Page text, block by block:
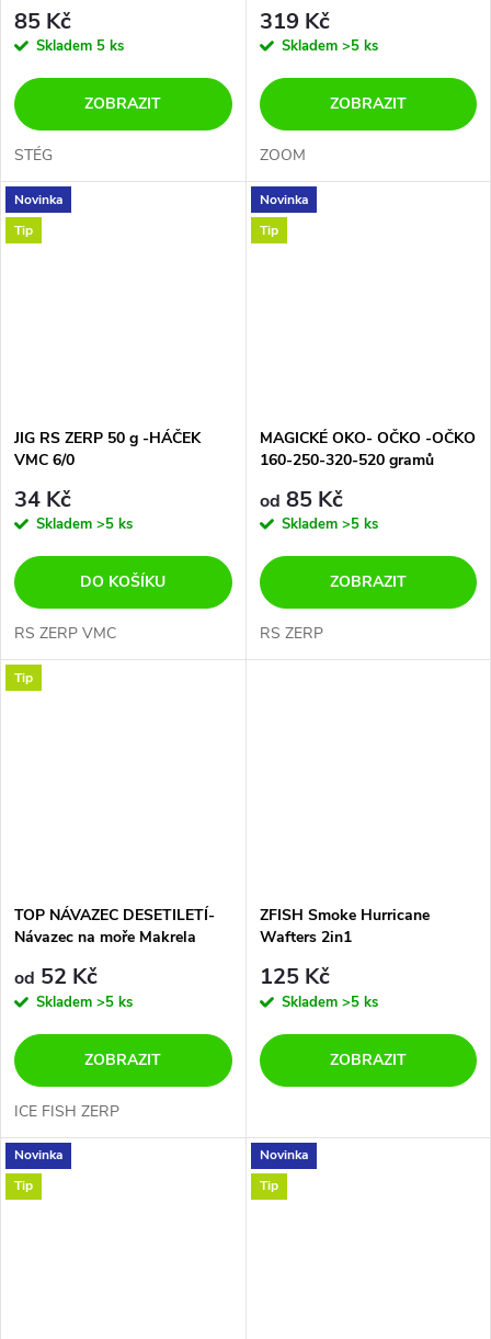
85 Kč
Skladem 5 ks
ZOBRAZIT
STÉG
319 Kč
Skladem >5 ks
ZOBRAZIT
ZOOM
Novinka
Tip
JIG RS ZERP 50 g -HÁČEK
VMC 6/0
34 Kč
Skladem >5 ks
DO KOŠÍKU
RS ZERP VMC
Novinka
Tip
MAGICKÉ OKO- OČKO -OČKO
160-250-320-520 gramů
od 85 Kč
Skladem >5 ks
ZOBRAZIT
RS ZERP
Tip
TOP NÁVAZEC DESETILETÍ-
Návazec na moře Makrela
od 52 Kč
Skladem >5 ks
ZOBRAZIT
ICE FISH ZERP
ZFISH Smoke Hurricane
Wafters 2in1
125 Kč
Skladem >5 ks
ZOBRAZIT
Novinka
Tip
Novinka
Tip